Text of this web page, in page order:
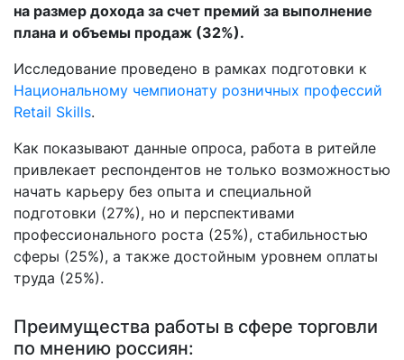
на размер дохода за счет премий за выполнение
плана и объемы продаж (32%).
Исследование проведено в рамках подготовки к
Национальному чемпионату розничных профессий
Retail Skills.
Как показывают данные опроса, работа в ритейле
привлекает респондентов не только возможностью
начать карьеру без опыта и специальной
подготовки (27%), но и перспективами
профессионального роста (25%), стабильностью
сферы (25%), а также достойным уровнем оплаты
труда (25%).
Преимущества работы в сфере торговли
по мнению россиян: